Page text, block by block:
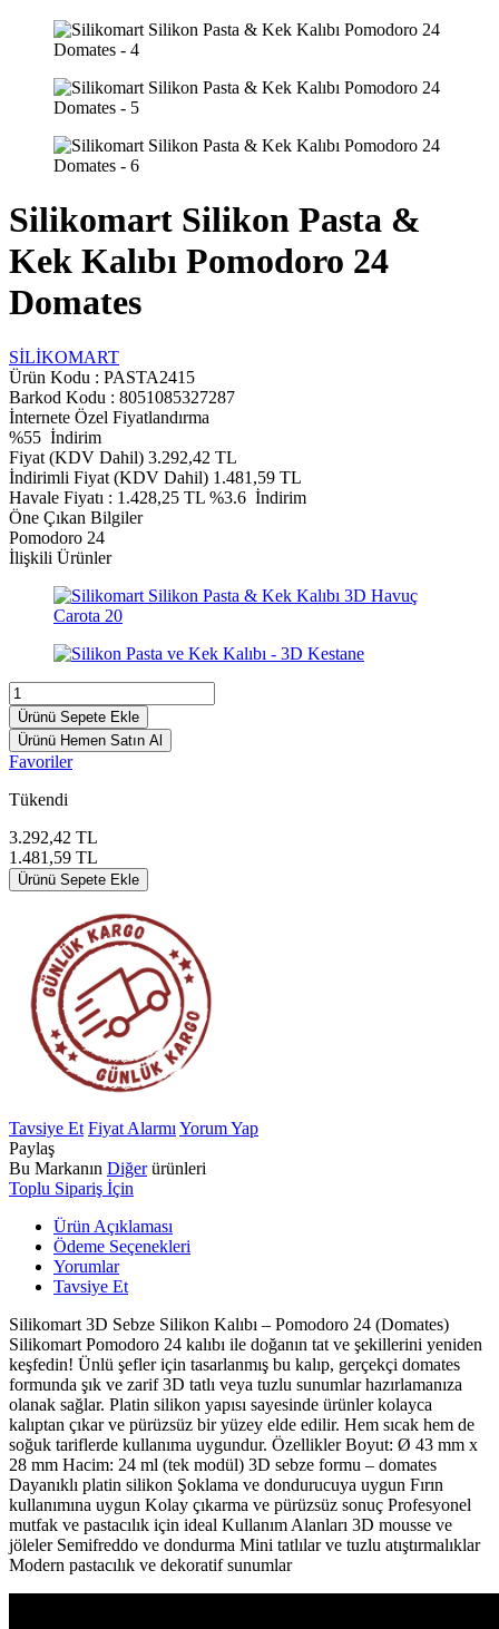
Silikomart Silikon Pasta &
Kek Kalıbı Pomodoro 24
Domates
SİLİKOMART
Ürün Kodu : PASTA2415
Barkod Kodu : 8051085327287
İnternete Özel Fiyatlandırma
%55 İndirim
Fiyat (KDV Dahil) 3.292,42 TL
İndirimli Fiyat (KDV Dahil) 1.481,59 TL
Havale Fiyatı : 1.428,25 TL %3.6 İndirim
Öne Çıkan Bilgiler
Pomodoro 24
İlişkili Ürünler
Ürünü Sepete Ekle
Ürünü Hemen Satın Al
Favoriler
Tükendi
3.292,42 TL
1.481,59 TL
Ürünü Sepete Ekle
Tavsiye Et Fiyat Alarmı Yorum Yap
Paylaş
Bu Markanın Diğerürünleri
Toplu Sipariş İçin
Ürün Açıklaması
Ödeme Seçenekleri
Yorumlar
Tavsiye Et
Silikomart 3D Sebze Silikon Kalıbı – Pomodoro 24 (Domates)
Silikomart Pomodoro 24 kalıbı ile doğanın tat ve şekillerini yeniden
keşfedin! Ünlü şefler için tasarlanmış bu kalıp, gerçekçi domates
formunda şık ve zarif 3D tatlı veya tuzlu sunumlar hazırlamanıza
olanak sağlar. Platin silikon yapısı sayesinde ürünler kolayca
kalıptan çıkar ve pürüzsüz bir yüzey elde edilir. Hem sıcak hem de
soğuk tariflerde kullanıma uygundur. Özellikler Boyut: Ø 43 mm x
28 mm Hacim: 24 ml (tek modül) 3D sebze formu – domates
Dayanıklı platin silikon Şoklama ve dondurucuya uygun Fırın
kullanımına uygun Kolay çıkarma ve pürüzsüz sonuç Profesyonel
mutfak ve pastacılık için ideal Kullanım Alanları 3D mousse ve
jöleler Semifreddo ve dondurma Mini tatlılar ve tuzlu atıştırmalıklar
Modern pastacılık ve dekoratif sunumlar